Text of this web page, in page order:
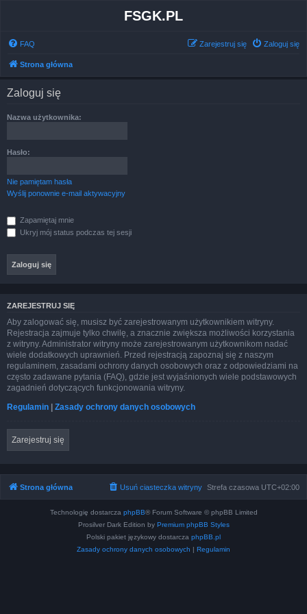
FSGK.PL
FAQ Zaloguj się
Zarejestruj się
Strona główna
Zaloguj się
Nazwa użytkownika:
Hasło:
Nie pamiętam hasła
Wyślij ponownie e-mail aktywacyjny
Zapamiętaj mnie
Ukryj mój status podczas tej sesji
ZAREJESTRUJ SIĘ
Aby zalogować się, musisz być zarejestrowanym użytkownikiem witryny.
Rejestracja zajmuje tylko chwilę, a znacznie zwiększa możliwości korzystania
z witryny. Administrator witryny może zarejestrowanym użytkownikom nadać
wiele dodatkowych uprawnień. Przed rejestracją zapoznaj się z naszym
regulaminem, zasadami ochrony danych osobowych oraz z odpowiedziami na
często zadawane pytania (FAQ), gdzie jest wyjaśnionych wiele podstawowych
zagadnień dotyczących funkcjonowania witryny.
Regulamin | Zasady ochrony danych osobowych
Zarejestruj się
Strona główna Strefa czasowa UTC+02:00
Usuń ciasteczka witryny
Technologię dostarcza phpBB® Forum Software © phpBB Limited
Prosilver Dark Edition by Premium phpBB Styles
Polski pakiet językowy dostarcza phpBB.pl
Zasady ochrony danych osobowych | Regulamin